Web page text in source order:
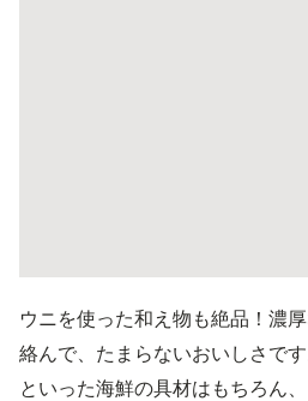
ウニを使った和え物も絶品！濃
絡んで、たまらないおいしさで
といった海鮮の具材はもちろん